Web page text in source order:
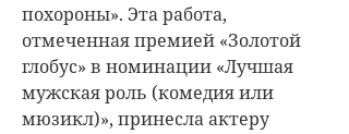
похороны». Эта работа,
отмеченная премией «Золотой
глобус» в номинации «Лучшая
мужская роль (комедия или
мюзикл)», принесла актеру